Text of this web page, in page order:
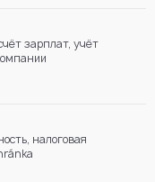
зарплат, учёт
налоговая